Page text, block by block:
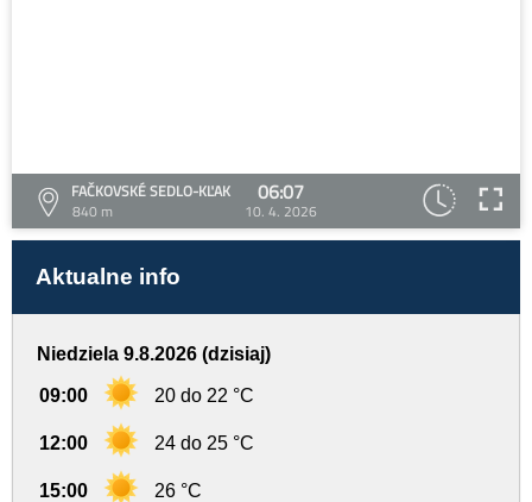
FAČKOVSKÉ SEDLO-KĽAK
840 m
06:07
10. 4. 2026
Aktualne info
Niedziela 9.8.2026 (dzisiaj)
09:00 20 do 22 °C
12:00 24 do 25 °C
15:00 26 °C